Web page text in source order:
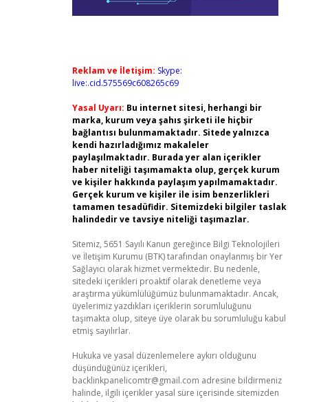
Reklam ve İletişim: Skype:
live:.cid.575569c608265c69
Yasal Uyarı: Bu internet sitesi, herhangi bir
marka, kurum veya şahıs şirketi ile hiçbir
bağlantısı bulunmamaktadır. Sitede yalnızca
kendi hazırladığımız makaleler
paylaşılmaktadır. Burada yer alan içerikler
haber niteliği taşımamakta olup, gerçek kurum
ve kişiler hakkında paylaşım yapılmamaktadır.
Gerçek kurum ve kişiler ile isim benzerlikleri
tamamen tesadüfidir. Sitemizdeki bilgiler taslak
halindedir ve tavsiye niteliği taşımazlar.
Sitemiz, 5651 Sayılı Kanun gereğince Bilgi Teknolojileri
ve İletişim Kurumu (BTK) tarafından onaylanmış bir Yer
Sağlayıcı olarak hizmet vermektedir. Bu nedenle,
sitedeki içerikleri proaktif olarak denetleme veya
araştırma yükümlülüğümüz bulunmamaktadır. Ancak,
üyelerimiz yazdıkları içeriklerin sorumluluğunu
taşımakta olup, siteye üye olarak bu sorumluluğu kabul
etmiş sayılırlar.
Hukuka ve yasal düzenlemelere aykırı olduğunu
düşündüğünüz içerikleri,
backlinkpanelicomtr@gmail.com adresine bildirmeniz
halinde, ilgili içerikler yasal süre içerisinde sitemizden